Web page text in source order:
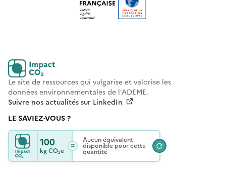
Le site de ressources qui vulgarise et valorise les
données environnementales de l'ADEME.
Suivre nos actualités sur LinkedIn
LE SAVIEZ-VOUS ?
100
kgCO₂e
Aucun équivalent
disponible pour cette
quantité